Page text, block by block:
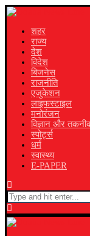
शहर
राज्य
देश
विदेश
बिजनेस
राजनीति
एजुकेशन
लाइफस्टाइल
मनोरंजन
विज्ञान और
स्पोर्ट्स
धर्म
स्वास्थ्य
E-PAPER